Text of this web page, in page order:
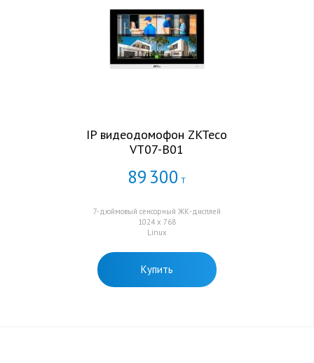
IP видеодомофон ZKTeco
VT07-B01
89 300 Т
7-дюймовый сенсорный ЖК-дисплей
1024 x 768
Linux
Купить